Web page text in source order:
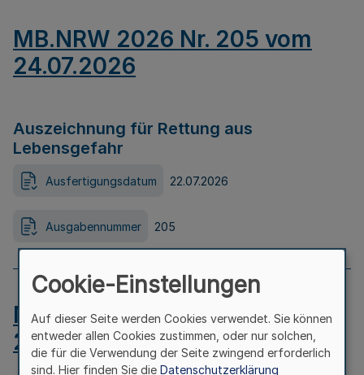
MB.NRW 2026 Nr. 205 vom
24.07.2026
Auszeichnung für Rettung aus
Lebensgefahr
Ausfertigungsdatum 22.07.2026
Ausgabennummer 205
MB.NRW 2026 Nr. 204 vom
24.07.2026
Cookie-Einstellungen
Auf dieser Seite werden Cookies verwendet. Sie können
entweder allen Cookies zustimmen, oder nur solchen,
die für die Verwendung der Seite zwingend erforderlich
sind. Hier finden Sie die Datenschutzerklärung